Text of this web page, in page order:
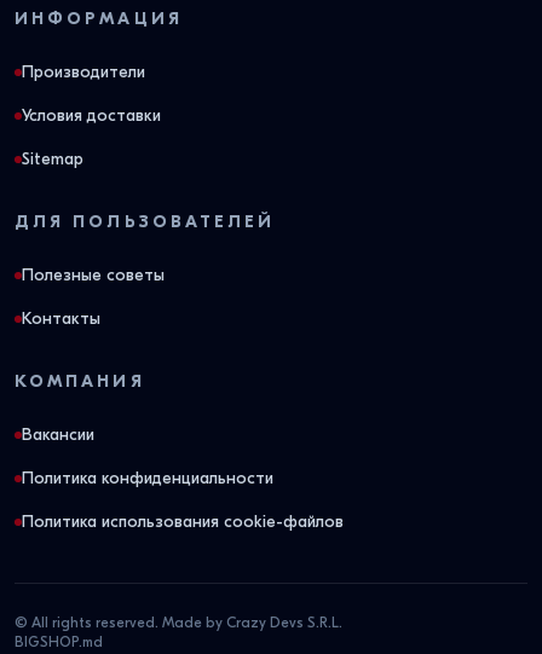
ИНФОРМАЦИЯ
Производители
Условия доставки
Sitemap
ДЛЯ ПОЛЬЗОВАТЕЛЕЙ
Полезные советы
Контакты
КОМПАНИЯ
Вакансии
Политика конфиденциальности
Политика использования cookie-файлов
© All rights reserved. Made by Crazy Devs S.R.L.
BIGSHOP.md